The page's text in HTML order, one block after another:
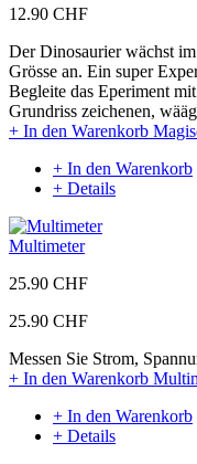
12.90 CHF
Der Dinosaurier wächst
Grösse an. Ein super
Begleite das Eperiment
Grundriss zeichenen,
+ In den Warenkorb
+ In den Warenkorb
+ Details
Multimeter
25.90 CHF
25.90 CHF
Messen Sie Strom,
+ In den Warenkorb
+ In den Warenkorb
+ Details